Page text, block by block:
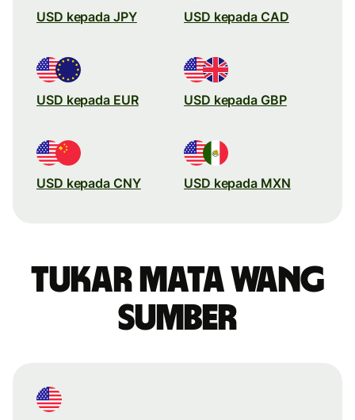
USD kepada JPY USD kepada CAD
USD kepada EUR USD kepada GBP
USD kepada CNY USD kepada MXN
Tukar mata wang
sumber